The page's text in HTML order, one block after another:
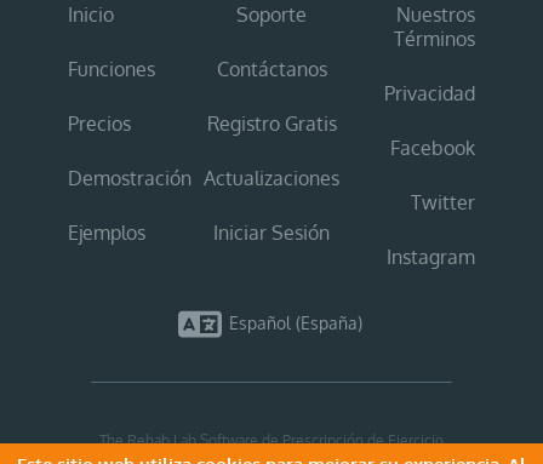
Inicio
Funciones
Precios
Demostración
Ejemplos
Soporte
Contáctanos
Registro Gratis
Actualizaciones
Iniciar Sesión
Nuestros
Términos
Privacidad
Facebook
Twitter
Instagram
Español (España)
The Rehab Lab Software de Prescripción de Ejercicio
Copyright © 2026 The Rehab Lab. Todos los derechos